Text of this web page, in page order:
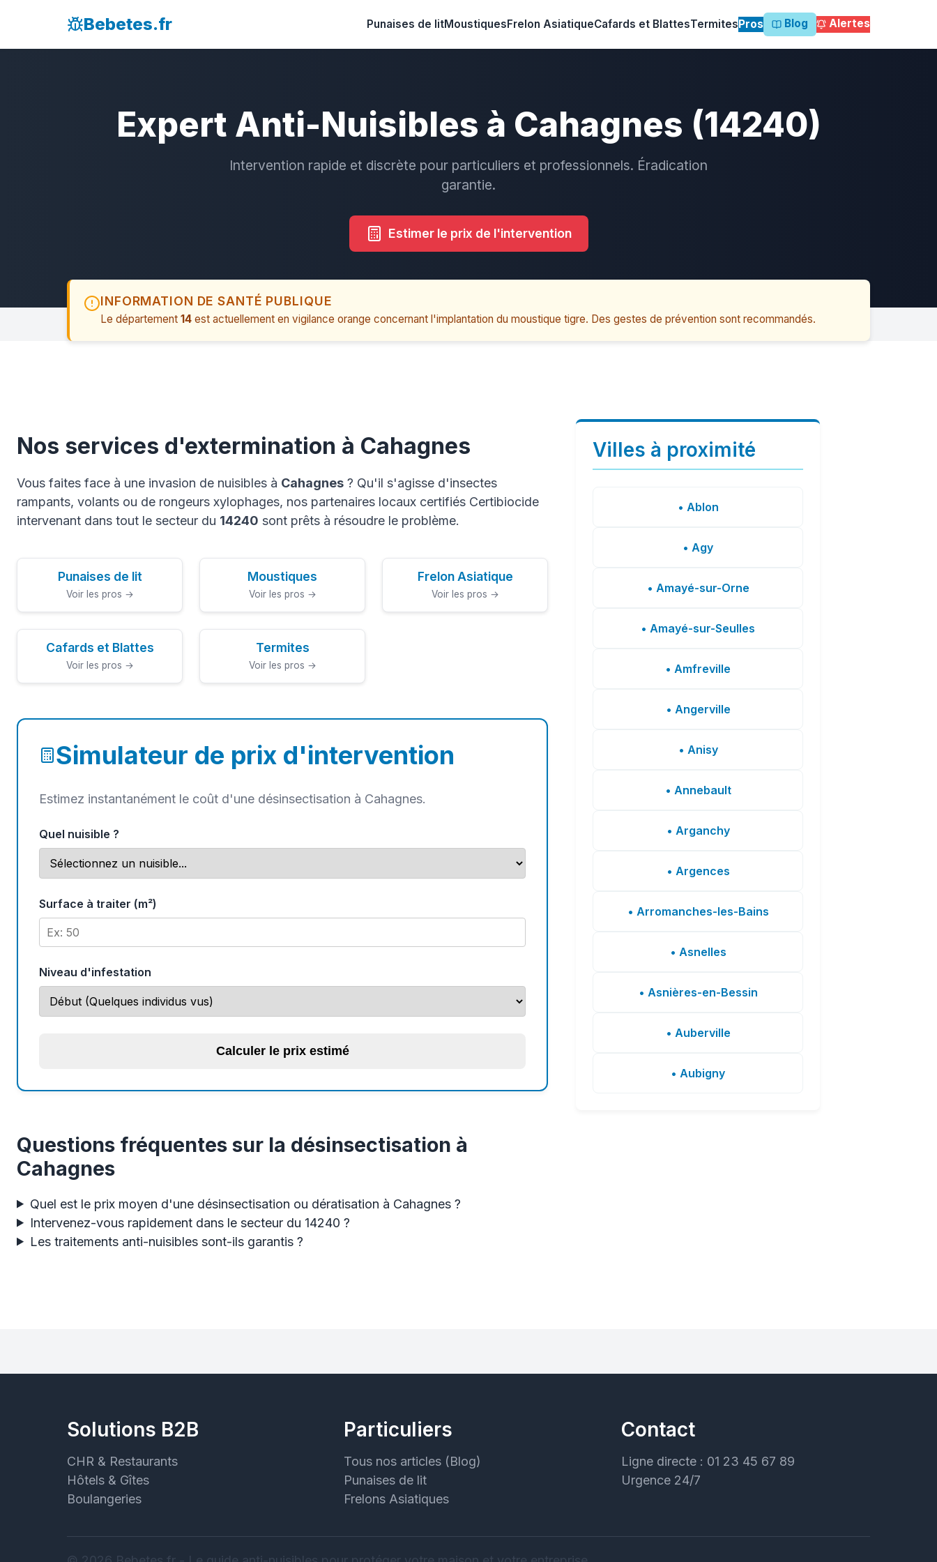
Bebetes.fr Punaises de litMoustiquesFrelon AsiatiqueCafards et BlattesTermitesPros Blog Alertes
Expert Anti-Nuisibles à Cahagnes (14240)
Intervention rapide et discrète pour particuliers et professionnels. Éradication
garantie.
Estimer le prix de l'intervention
INFORMATION DE SANTÉ PUBLIQUE
Le département 14 est actuellement en vigilance orange concernant l'implantation du moustique tigre. Des gestes de prévention sont recommandés.
Nos services d'extermination à Cahagnes
Vous faites face à une invasion de nuisibles à Cahagnes ? Qu'il s'agisse d'insectes
rampants, volants ou de rongeurs xylophages, nos partenaires locaux certifiés Certibiocide
intervenant dans tout le secteur du 14240 sont prêts à résoudre le problème.
Punaises de lit
Voir les pros →
Moustiques
Voir les pros →
Frelon Asiatique
Voir les pros →
Cafards et Blattes
Voir les pros →
Termites
Voir les pros →
Simulateur de prix d'intervention
Estimez instantanément le coût d'une désinsectisation à Cahagnes.
Quel nuisible ?
Surface à traiter (m²)
Niveau d'infestation
Calculer le prix estimé
Questions fréquentes sur la désinsectisation à
Cahagnes
Quel est le prix moyen d'une désinsectisation ou dératisation à Cahagnes ?
Intervenez-vous rapidement dans le secteur du 14240 ?
Les traitements anti-nuisibles sont-ils garantis ?
Villes à proximité
• Ablon
• Agy
• Amayé-sur-Orne
• Amayé-sur-Seulles
• Amfreville
• Angerville
• Anisy
• Annebault
• Arganchy
• Argences
• Arromanches-les-Bains
• Asnelles
• Asnières-en-Bessin
• Auberville
• Aubigny
Solutions B2B
CHR & Restaurants
Hôtels & Gîtes
Boulangeries
Particuliers
Tous nos articles (Blog)
Punaises de lit
Frelons Asiatiques
Contact
Ligne directe : 01 23 45 67 89
Urgence 24/7